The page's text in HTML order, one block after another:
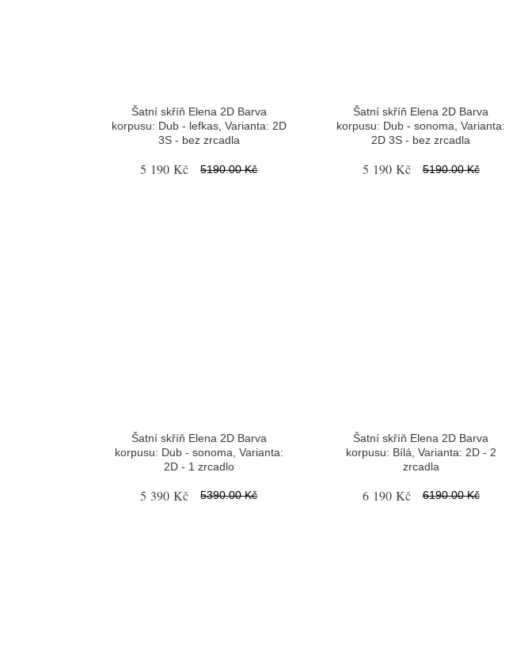
Šatní skříň Elena 2D Barva
korpusu: Dub - lefkas, Varianta: 2D
3S - bez zrcadla
5 190 Kč 5190.00 Kč
Šatní skříň Elena 2D Barva
korpusu: Dub - sonoma, Varianta:
2D 3S - bez zrcadla
5 190 Kč 5190.00 Kč
Šatní skříň Elena 2D Barva
korpusu: Dub - sonoma, Varianta:
2D - 1 zrcadlo
5 390 Kč 5390.00 Kč
Šatní skříň Elena 2D Barva
korpusu: Bílá, Varianta: 2D - 2
zrcadla
6 190 Kč 6190.00 Kč